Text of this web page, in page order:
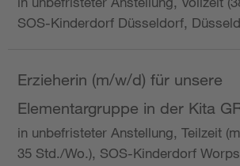
SOS-Kinderdorf Düsseldorf,
Erzieherin (m/w/d) für unsere
Elementargruppe in der Kita
in unbefristeter Anstellung, Teilzeit
35 Std./Wo.), SOS-Kinderdorf